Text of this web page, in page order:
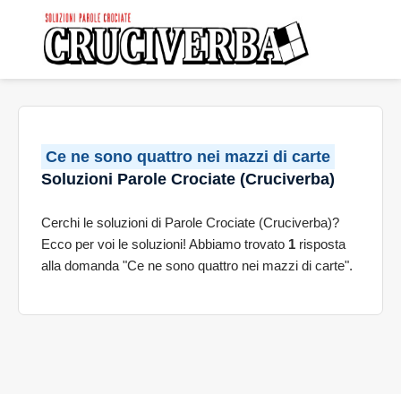
Ce ne sono quattro nei mazzi di carte
Soluzioni Parole Crociate (Cruciverba)
Cerchi le soluzioni di Parole Crociate (Cruciverba)?
Ecco per voi le soluzioni! Abbiamo trovato 1 risposta
alla domanda "Ce ne sono quattro nei mazzi di carte".